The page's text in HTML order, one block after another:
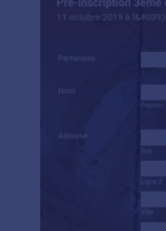
les symptômes qu'ils
formulaire avec une
compte Jotform
n'importe quel appareil
La personnalisation de
Consentement aux
Générateur de
aucun codage, vous
souhaitez stocker des